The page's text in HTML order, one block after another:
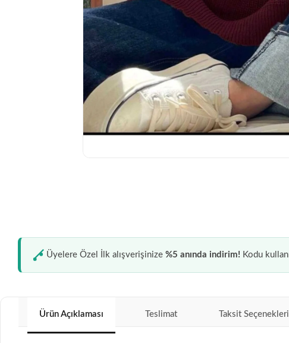
Üyelere Özel İlk alışverişinize%5 anında indirim! Kodu
Ürün Açıklaması Teslimat Taksit Seçenekleri